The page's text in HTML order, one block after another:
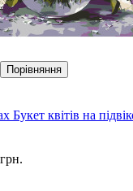
Порівняння
Букет квітів на